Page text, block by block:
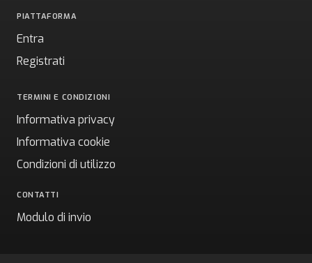
PIATTAFORMA
Entra
Registrati
TERMINI E CONDIZIONI
Informativa privacy
Informativa cookie
Condizioni di utilizzo
CONTATTI
Modulo di invio